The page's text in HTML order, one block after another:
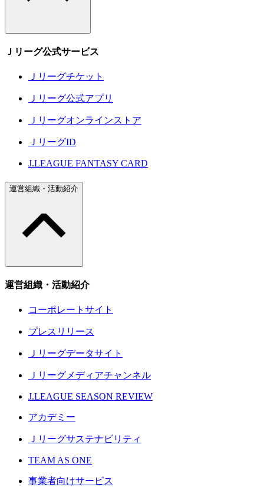
Ｊリーグ公式サービス
Ｊリーグチケット
Ｊリーグ公式アプリ
Ｊリーグオンラインストア
ＪリーグID
J.LEAGUE FANTASY CARD
運営組織・活動紹介
運営組織・活動紹介
コーポレートサイト
プレスリリース
Ｊリーグデータサイト
Ｊリーグメディアチャンネル
J.LEAGUE SEASON REVIEW
アカデミー
Ｊリーグサステナビリティ
TEAM AS ONE
事業者向けサービス